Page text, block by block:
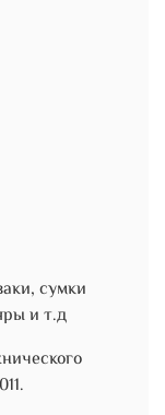
сумки
и т.д